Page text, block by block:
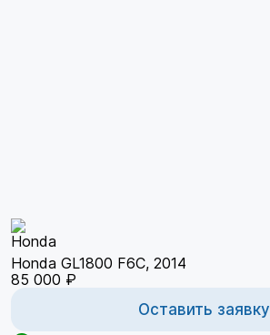
Honda GL1800 F6C, 2014
85 000 ₽
Оставить заявку